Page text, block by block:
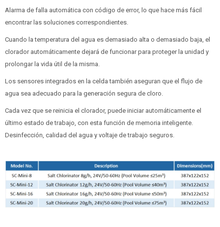
Alarma de falla automática con código de error, lo que hace más fácil
encontrar las soluciones correspondientes.
Cuando la temperatura del agua es demasiado alta o demasiado baja, el
clorador automáticamente dejará de funcionar para proteger la unidad y
prolongar la vida útil de la misma.
Los sensores integrados en la celda también aseguran que el flujo de
agua sea adecuado para la generación segura de cloro.
Cada vez que se reinicia el clorador, puede iniciar automáticamente el
último estado de trabajo, con esta función de memoria inteligente.
Desinfección, calidad del agua y voltaje de trabajo seguros.